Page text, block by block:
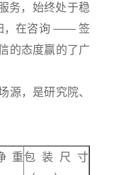
务，始终处于稳
，在咨询 —— 签
态度赢的了广
源，是研究院、
重包装尺寸